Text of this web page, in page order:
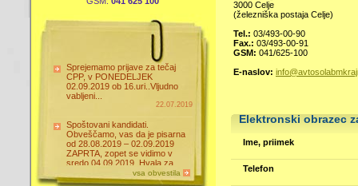
vsa obvestila
Sprejemamo prijave za tečaj
CPP, v PONEDELJEK
02.09.2019 ob 16.uri..Vljudno
vabljeni...
22.07.2019
Spoštovani kandidati.
Obveščamo, vas da je pisarna
od 28.08.2019 – 02.09.2019
ZAPRTA, zopet se vidimo v
sredo 04.09.2019. Hvala za
26.8.2019
3000 Celje
(železniška postaja Celje)
Tel.: 03/493-00-90
Fax.: 03/493-00-91
GSM: 041/625-100
E-naslov:
Elektronski obrazec
Ime, priimek
Telefon